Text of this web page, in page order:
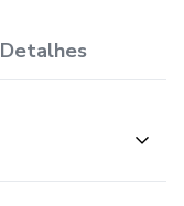
Detalhes